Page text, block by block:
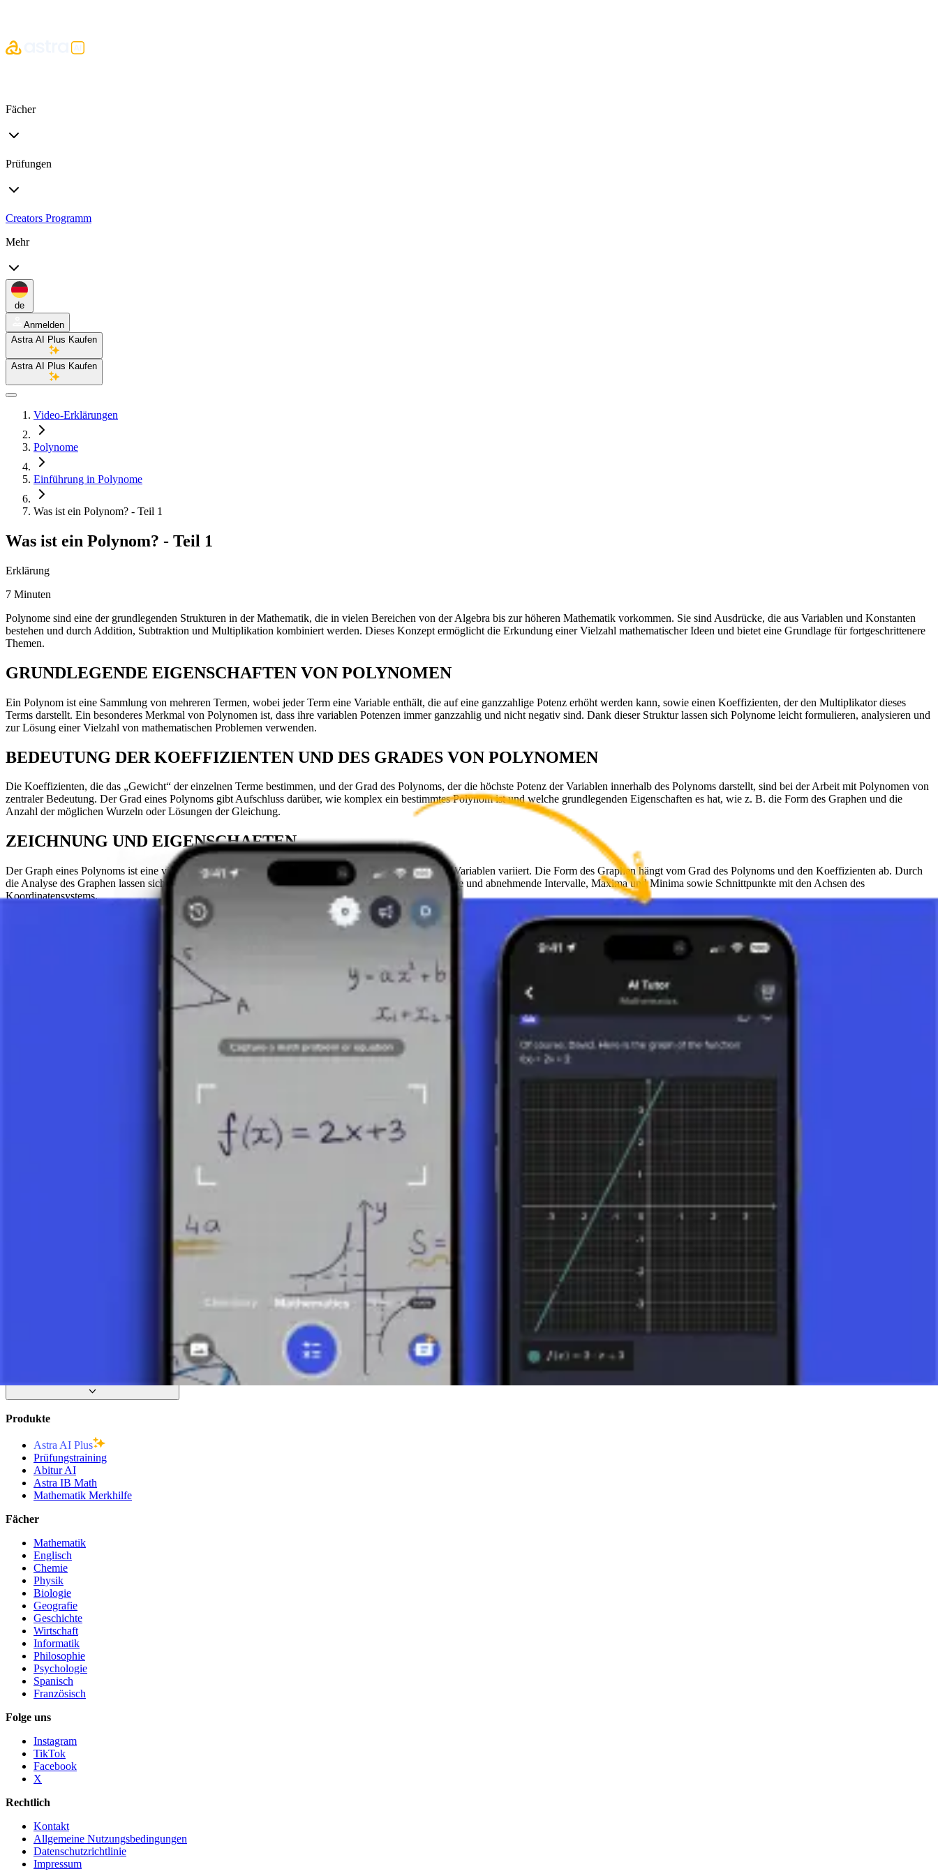
Fächer
Prüfungen
Creators Programm
Mehr
de
Anmelden
Astra AI Plus Kaufen
Astra AI Plus Kaufen
Video-Erklärungen
Polynome
Einführung in Polynome
Was ist ein Polynom? - Teil 1
Was ist ein Polynom? - Teil 1
Erklärung
7 Minuten
Polynome sind eine der grundlegenden Strukturen in der Mathematik, die in vielen Bereichen von der Algebra bis zur höheren Mathematik vorkommen. Sie sind Ausdrücke, die aus Variablen und Konstanten
bestehen und durch Addition, Subtraktion und Multiplikation kombiniert werden. Dieses Konzept ermöglicht die Erkundung einer Vielzahl mathematischer Ideen und bietet eine Grundlage für fortgeschrittenere
Themen.
GRUNDLEGENDE EIGENSCHAFTEN VON POLYNOMEN
Ein Polynom ist eine Sammlung von mehreren Termen, wobei jeder Term eine Variable enthält, die auf eine ganzzahlige Potenz erhöht werden kann, sowie einen Koeffizienten, der den Multiplikator dieses
Terms darstellt. Ein besonderes Merkmal von Polynomen ist, dass ihre variablen Potenzen immer ganzzahlig und nicht negativ sind. Dank dieser Struktur lassen sich Polynome leicht formulieren, analysieren und
zur Lösung einer Vielzahl von mathematischen Problemen verwenden.
BEDEUTUNG DER KOEFFIZIENTEN UND DES GRADES VON POLYNOMEN
Die Koeffizienten, die das „Gewicht“ der einzelnen Terme bestimmen, und der Grad des Polynoms, der die höchste Potenz der Variablen innerhalb des Polynoms darstellt, sind bei der Arbeit mit Polynomen von
zentraler Bedeutung. Der Grad eines Polynoms gibt Aufschluss darüber, wie komplex ein bestimmtes Polynom ist und welche grundlegenden Eigenschaften es hat, wie z. B. die Form des Graphen und die
Anzahl der möglichen Wurzeln oder Lösungen der Gleichung.
ZEICHNUNG UND EIGENSCHAFTEN
Der Graph eines Polynoms ist eine visuelle Darstellung, die zeigt, wie der Wert des Polynoms mit der Variablen variiert. Die Form des Graphen hängt vom Grad des Polynoms und den Koeffizienten ab. Durch
die Analyse des Graphen lassen sich wichtige Eigenschaften des Polynoms erkennen, z. B. zunehmende und abnehmende Intervalle, Maxima und Minima sowie Schnittpunkte mit den Achsen des
Koordinatensystems.
SCHLUSSFOLGERUNG
Polynome sind äußerst interessante und nützliche mathematische Ausdrücke, die es Schülern und Mathematikern ermöglichen, verschiedene Eigenschaften numerischer Systeme zu untersuchen und komplexe
Probleme zu lösen. Ihre Einfachheit sorgt dafür, dass Polynome auch in Zukunft ein wichtiger Bestandteil des Mathematikunterrichts und der Forschung sein werden.
Operationen in der Menge der Polynome
Produkte
Astra AI Plus
Prüfungstraining
Abitur AI
Astra IB Math
Mathematik Merkhilfe
Fächer
Mathematik
Englisch
Chemie
Physik
Biologie
Geografie
Geschichte
Wirtschaft
Informatik
Philosophie
Psychologie
Spanisch
Französisch
Folge uns
Instagram
TikTok
Facebook
X
Rechtlich
Kontakt
Allgemeine Nutzungsbedingungen
Datenschutzrichtlinie
Impressum